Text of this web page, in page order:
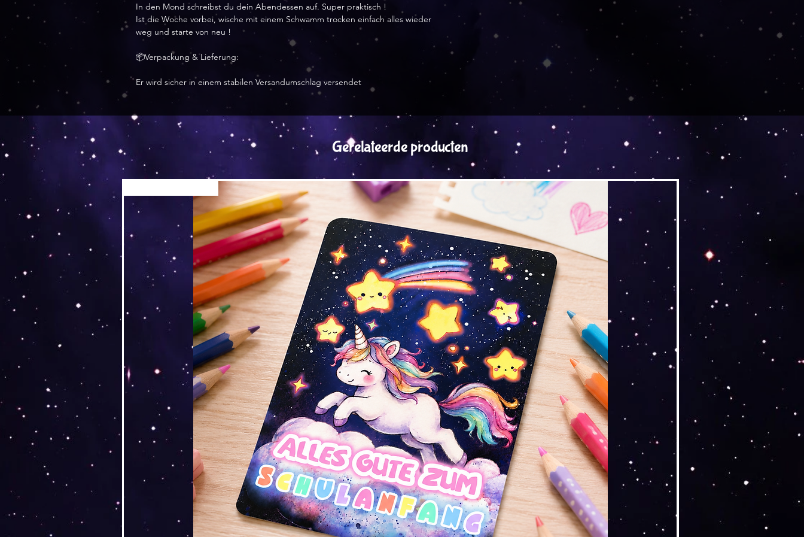
In den Mond schreibst du dein Abendessen auf. Super praktisch !
Ist die Woche vorbei, wische mit einem Schwamm trocken einfach alles wieder
weg und starte von neu !
📦Verpackung & Lieferung:
Er wird sicher in einem stabilen Versandumschlag versendet
Gerelateerde producten
Versand by Tiny Tami